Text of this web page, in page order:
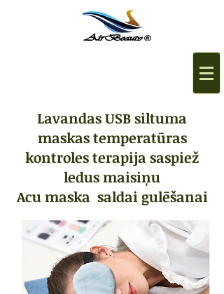
Lavandas USB siltuma
maskas temperatūras
kontroles terapija saspiež
ledus maisiņu
Acu maska saldai gulēšanai